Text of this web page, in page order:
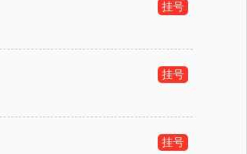
挂号
挂号
挂号